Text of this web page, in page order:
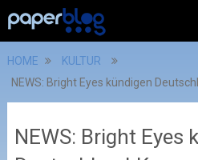
HOME
KULTUR
NEWS: Bright Eyes kündigen
NEWS: Bright Eyes